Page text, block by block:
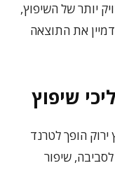
יותר של השיפוץ,
את התוצאה
שיפוץ
הופך לטרנד
לסביבה, שיפור